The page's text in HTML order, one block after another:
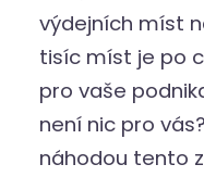
výdejních míst
tisíc míst je po
pro vaše
není nic pro
náhodou tento